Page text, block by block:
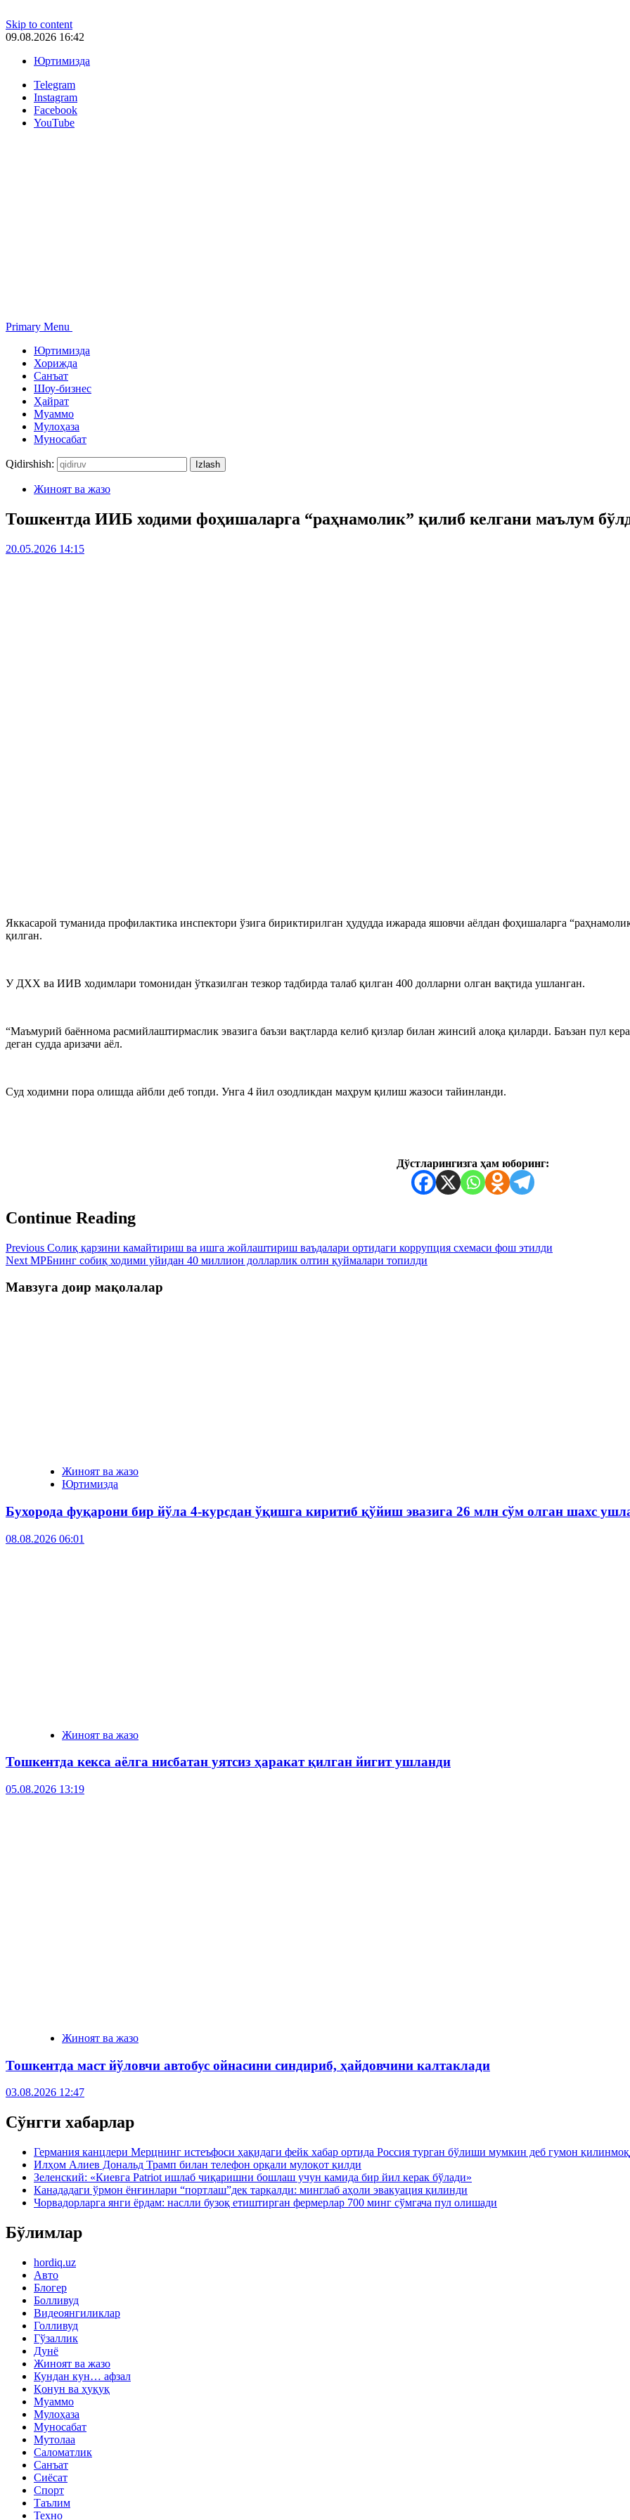
Skip to content
09.08.2026 16:42
Юртимизда
Telegram
Instagram
Facebook
YouTube
Primary Menu
Юртимизда
Хорижда
Санъат
Шоу-бизнес
Ҳайрат
Муаммо
Мулоҳаза
Муносабат
Qidirshish:
Жиноят ва жазо
Тошкентда ИИБ ходими фоҳишаларга “раҳнамолик” қилиб келгани маълум
20.05.2026 14:15
Яккасарой туманида профилактика инспектори ўзига бириктирилган ҳудудда ижарада яшовчи аёлдан фоҳишаларга
қилган.
У ДХХ ва ИИВ ходимлари томонидан ўтказилган тезкор тадбирда талаб қилган 400 долларни олган вақтида ушланган.
“Маъмурий баённома расмийлаштирмаслик эвазига баъзи вақтларда келиб қизлар билан жинсий алоқа қиларди. Баъзан пул
деган судда аризачи аёл.
Суд ходимни пора олишда айбли деб топди. Унга 4 йил озодликдан маҳрум қилиш жазоси тайинланди.
Дўстларингизга ҳам юборинг:
Continue Reading
Previous Солиқ қарзини камайтириш ва ишга жойлаштириш ваъдалари ортидаги коррупция схемаси фош этилди
Next МРБнинг собиқ ходими уйидан 40 миллион долларлик олтин қуймалари топилди
Мавзуга доир мақолалар
Жиноят ва жазо
Юртимизда
Бухорода фуқарони бир йўла 4-курсдан ўқишга киритиб қўйиш эвазига 26 млн сўм олган шахс
08.08.2026 06:01
Жиноят ва жазо
Тошкентда кекса аёлга нисбатан уятсиз ҳаракат қилган йигит ушланди
05.08.2026 13:19
Жиноят ва жазо
Тошкентда маст йўловчи автобус ойнасини синдириб, ҳайдовчини калтаклади
03.08.2026 12:47
Сўнгги хабарлар
Германия канцлери Мерцнинг истеъфоси ҳақидаги фейк хабар ортида Россия турган бўлиши мумкин деб гумон
Илҳом Алиев Дональд Трамп билан телефон орқали мулоқот қилди
Зеленский: «Киевга Patriot ишлаб чиқаришни бошлаш учун камида бир йил керак бўлади»
Канададаги ўрмон ёнғинлари “портлаш”дек тарқалди: минглаб аҳоли эвакуация қилинди
Чорвадорларга янги ёрдам: наслли бузоқ етиштирган фермерлар 700 минг сўмгача пул олишади
Бўлимлар
hordiq.uz
Авто
Блогер
Болливуд
Видеоянгиликлар
Голливуд
Гўзаллик
Дунё
Жиноят ва жазо
Кундан кун… афзал
Қонун ва ҳуқуқ
Муаммо
Мулоҳаза
Муносабат
Мутолаа
Саломатлик
Санъат
Сиёсат
Спорт
Таълим
Техно